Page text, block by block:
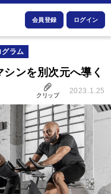
会員登録 ログイン
ラム
ンを別次元へ導く
クリップ
2023.1.25